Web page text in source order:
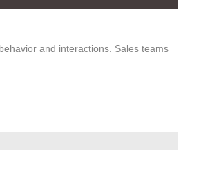
and interactions. Sales teams